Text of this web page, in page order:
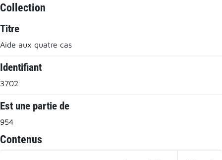
Collection
Titre
Aide aux quatre cas
Identifiant
3702
Est une partie de
954
Contenus